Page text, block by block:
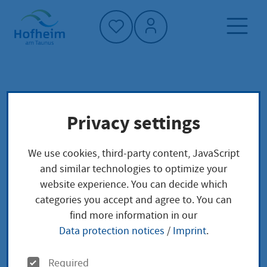
Home"
Personalausweis Änderung
Personalausweis
Änderung
Privacy settings
We use cookies, third-party content, JavaScript
and similar technologies to optimize your
website experience. You can decide which
categories you accept and agree to. You can
find more information in our
Data protection notices / Imprint.
O
Required